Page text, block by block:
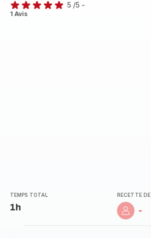
Avis
5 /5 -
1 Avis
TEMPS TOTAL
1h
RECETTE DE
-